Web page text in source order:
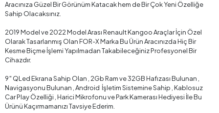
Aracınıza Güzel Bir Görünüm Katacak hem de Bir Çok Yeni Özelliğe
Sahip Olacaksınız.
2019 Model ve 2022 Model Arası Renault Kangoo Araçlar İçin Özel
Olarak Tasarlanmış Olan FOR-X Marka Bu Ürün Aracınızda Hiç Bir
Kesme Biçme İşlemi Yapılmadan Takabileceğiniz Profesyonel Bir
Cihazdır.
9″ QLed Ekrana Sahip Olan , 2Gb Ram ve 32GB Hafızası Bulunan ,
Navigasyonu Bulunan , Android İşletim Sistemine Sahip , Kablosuz
Car Play Özelliği , Harici Mikrofonu ve Park Kamerası Hediyesi İle Bu
Ürünü Kaçırmamanızı Tavsiye Ederim.